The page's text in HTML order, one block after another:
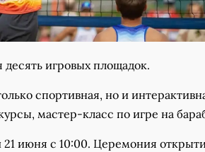
игровых площадок.
спортивная, но и
мастер-класс по игре на
21 июня с 10:00. Церемония